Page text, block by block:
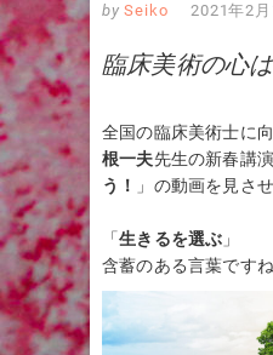
by Seiko 2021年2月
臨床美術の心
全国の臨床美術士に
根一夫先生の新春講
う！
」の動画を見さ
「生きるを選ぶ 」
含蓄のある言葉ですね